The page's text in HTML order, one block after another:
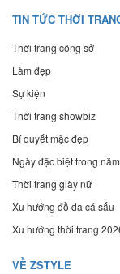
TIN TỨC THỜI
Thời trang công sở
Làm đẹp
Sự kiện
Thời trang showbiz
Bí quyết mặc đẹp
Ngày đặc biệt trong năm
Thời trang giày nữ
Xu hướng đồ da cá sấu
Xu hướng thời trang
VỀ ZSTYLE